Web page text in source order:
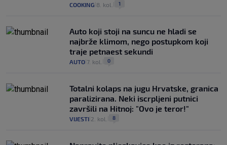
COOKING 8. kol. 1
Auto koji stoji na suncu ne hladi se
najbrže klimom, nego postupkom koji
traje petnaest sekundi
AUTO 7. kol. 0
Totalni kolaps na jugu Hrvatske, granica
paralizirana. Neki iscrpljeni putnici
završili na Hitnoj: "Ovo je teror!"
VIJESTI 2. kol. 8